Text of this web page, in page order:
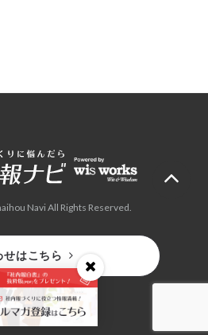
Navi All Rights Reserved.
せはこちら